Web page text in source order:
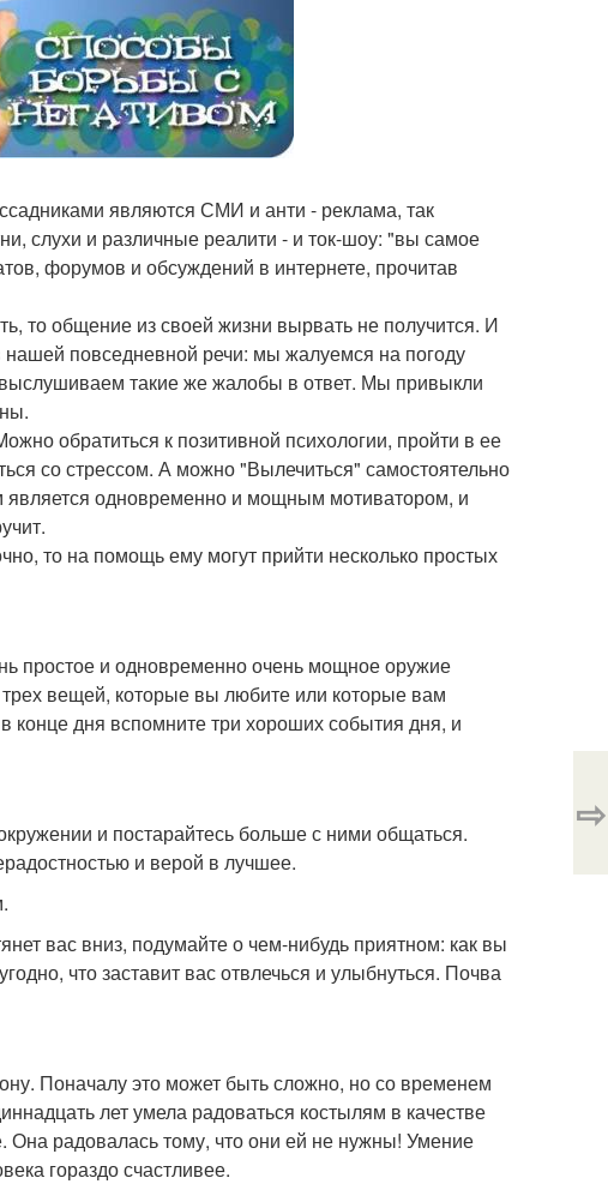
являются СМИ и анти - реклама, так
слухи и различные реалити - и ток-шоу: "вы самое
форумов и обсуждений в интернете, прочитав
то общение из своей жизни вырвать не получится. И
повседневной речи: мы жалуемся на погоду
выслушиваем такие же жалобы в ответ. Мы привыкли
обратиться к позитивной психологии, пройти в ее
со стрессом. А можно "Вылечиться" самостоятельно
одновременно и мощным мотиватором, и
то на помощь ему могут прийти несколько простых
простое и одновременно очень мощное оружие
вещей, которые вы любите или которые вам
конце дня вспомните три хороших события дня, и
и постарайтесь больше с ними общаться.
и верой в лучшее.
вас вниз, подумайте о чем-нибудь приятном: как вы
что заставит вас отвлечься и улыбнуться. Почва
Поначалу это может быть сложно, но со временем
лет умела радоваться костылям в качестве
Она радовалась тому, что они ей не нужны! Умение
гораздо счастливее.
⇨